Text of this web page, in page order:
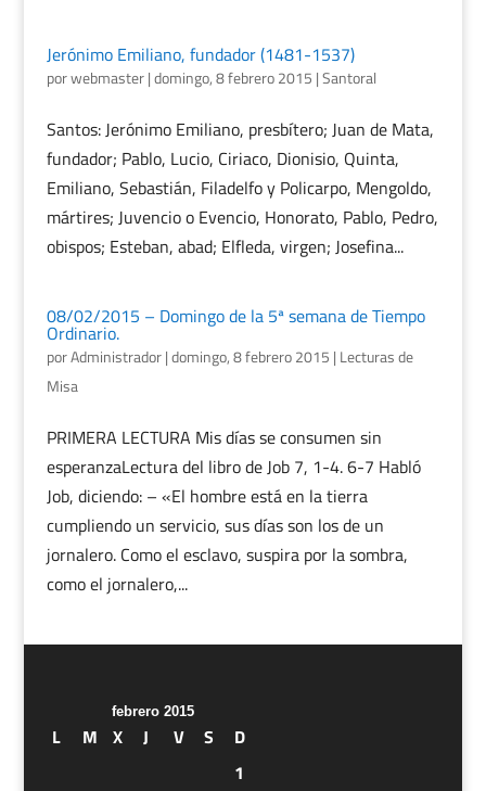
Jerónimo Emiliano, fundador (1481-1537)
porwebmaster|domingo, 8 febrero 2015 |Santoral
Santos: Jerónimo Emiliano, presbítero; Juan de Mata,
fundador; Pablo, Lucio, Ciriaco, Dionisio, Quinta,
Emiliano, Sebastián, Filadelfo y Policarpo, Mengoldo,
mártires; Juvencio o Evencio, Honorato, Pablo, Pedro,
obispos; Esteban, abad; Elfleda, virgen; Josefina...
08/02/2015 – Domingo de la 5ª semana de Tiempo
Ordinario.
porAdministrador|domingo, 8 febrero 2015 | Lecturas de
Misa
PRIMERA LECTURA Mis días se consumen sin
esperanzaLectura del libro de Job 7, 1-4. 6-7 Habló
Job, diciendo: – «El hombre está en la tierra
cumpliendo un servicio, sus días son los de un
jornalero. Como el esclavo, suspira por la sombra,
como el jornalero,...
febrero 2015
L M X J V S
D
1